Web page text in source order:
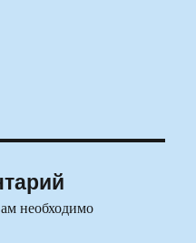
необходимо